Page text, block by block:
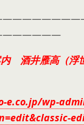
酒井雁高（浮
e.co.jp/wp-